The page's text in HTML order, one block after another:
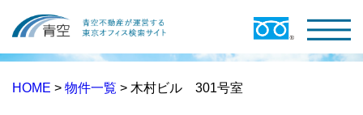
HOME > 物件一覧 > 木村ビル 301号室